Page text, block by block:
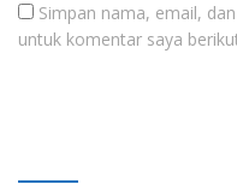
Simpan nama, email,
untuk komentar saya